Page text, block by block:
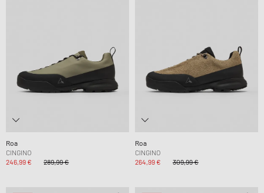
Roa
CINGINO
246,99 €
289,99 €
Roa
CINGINO
264,99 €
309,99 €